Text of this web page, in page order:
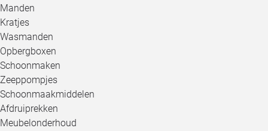
Manden
Kratjes
Wasmanden
Opbergboxen
Schoonmaken
Zeeppompjes
Schoonmaakmiddelen
Afdruiprekken
Meubelonderhoud